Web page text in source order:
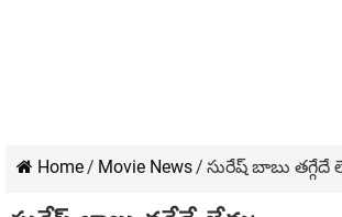
Home/ Movie News/ సురేష్ బాబు తగ్గేదే